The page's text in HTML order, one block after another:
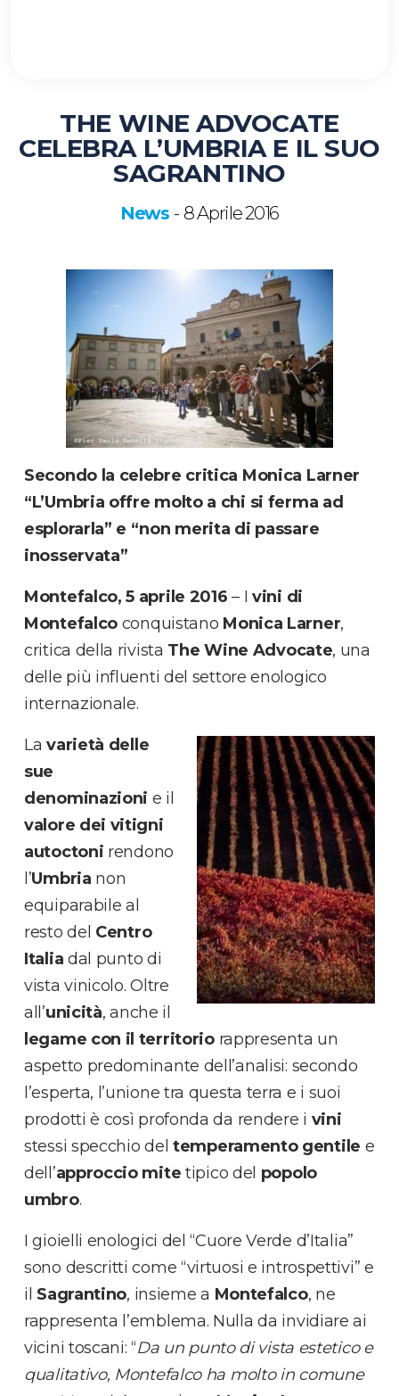
THE WINE ADVOCATE
CELEBRA L’UMBRIA E IL SUO
SAGRANTINO
News - 8 Aprile 2016
Secondo la celebre critica Monica Larner
“L’Umbria offre molto a chi si ferma ad
esplorarla” e “non merita di passare
inosservata”
Montefalco, 5 aprile 2016 – I vini di
Montefalco conquistano Monica Larner,
critica della rivista The Wine Advocate, una
delle più influenti del settore enologico
internazionale.
Lavarietà delle
sue
denominazioni e il
valore dei vitigni
autoctoni rendono
l’Umbria non
equiparabile al
resto del Centro
Italia dal punto di
vista vinicolo. Oltre
all’unicità, anche il
legame con il territoriorappresenta un
aspetto predominante dell’analisi: secondo
l’esperta, l’unione tra questa terra e i suoi
prodotti è così profonda da rendere i vini
stessi specchio del temperamento gentile e
dell’approccio mite tipico del popolo
umbro.
I gioielli enologici del “Cuore Verde d’Italia”
sono descritti come “virtuosi e introspettivi” e
il Sagrantino, insieme a Montefalco, ne
rappresenta l’emblema. Nulla da invidiare ai
vicini toscani: “Da un punto di vista estetico e
qualitativo, Montefalco ha molto in comune